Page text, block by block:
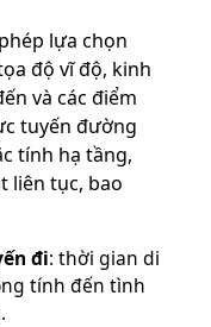
lựa chọn
độ vĩ độ, kinh
và các điểm
tuyến đường
tính hạ tầng,
liên tục, bao
đi: thời gian di
tính đến tình